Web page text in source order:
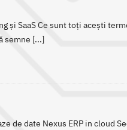
și SaaS Ce sunt toți acești
semne [...]
de date Nexus ERP in cloud